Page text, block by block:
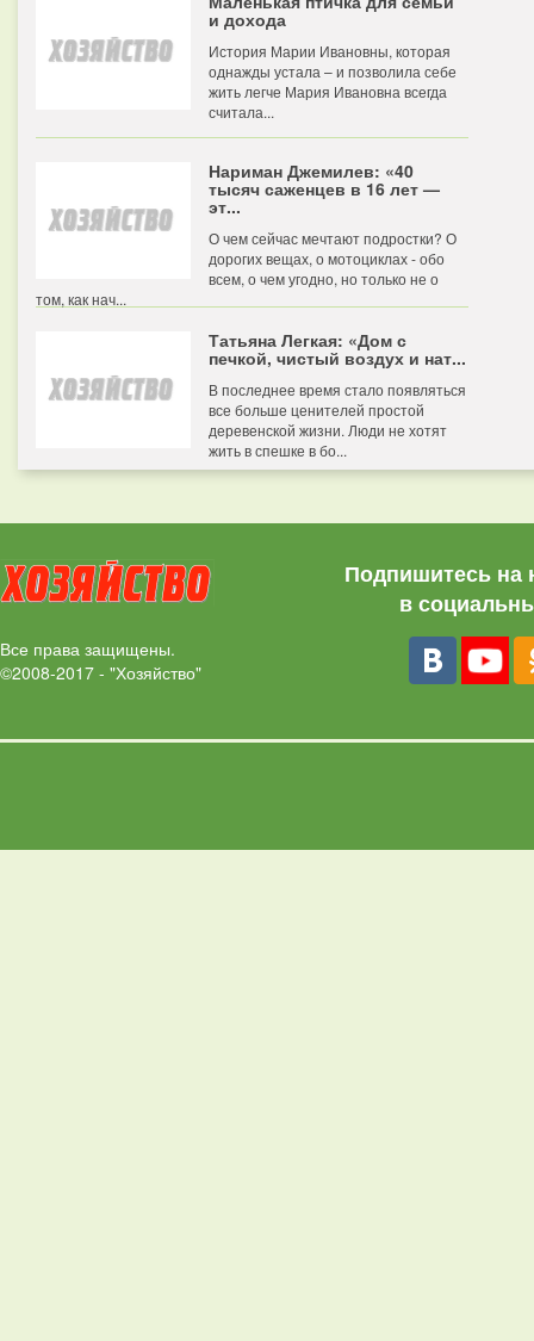
и дохода
История Марии Ивановны, которая
однажды устала – и позволила себе
жить легче Мария Ивановна всегда
считала...
Нариман Джемилев: «40
тысяч саженцев в 16 лет —
эт...
О чем сейчас мечтают подростки? О
дорогих вещах, о мотоциклах - обо
всем, о чем угодно, но только не о
том, как нач...
Татьяна Легкая: «Дом с
печкой, чистый воздух и нат...
В последнее время стало появляться
все больше ценителей простой
деревенской жизни. Люди не хотят
жить в спешке в бо...
Все права защищены.
©2008-2017 - "Хозяйство"
Подпишитесь на
в